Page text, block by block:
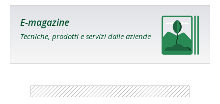
E-magazine
Tecniche, prodotti e servizi dalle aziende